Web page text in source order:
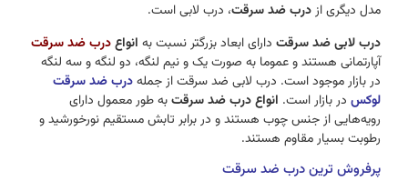
مدل دیگری ازدرب ضد سرقت، درب لابی است.
درب لابی ضد سرقتدارای ابعاد بزرگتر نسبت بهانواعدرب ضد سرقت
آپارتمانی هستند و عموما به صورت یک و نیم لنگه، دو لنگه و سه لنگه
در بازار موجود است. درب لابی ضد سرقت از جملهدرب ضد سرقت
لوکسدر بازار است.انواع درب ضد سرقتبه طور معمول دارای
رویه‌هایی از جنس چوب هستند و در برابر تابش مستقیم نورخورشید و
رطوبت بسیار مقاوم هستند.
پرفروش ترین درب ضد سرقت